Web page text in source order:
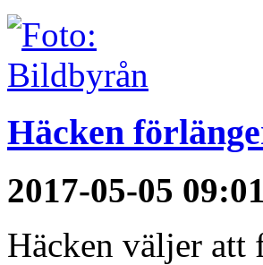
Häcken
2017-05-05 09:01
Häcken väljer att